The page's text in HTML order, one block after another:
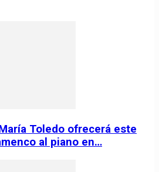
Toledo ofrecerá este
al piano en…